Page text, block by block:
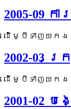
2005-09
ដើម្បីទាញយកឯ
2002-
ដើម្បីទាញយកឯ
2001-02